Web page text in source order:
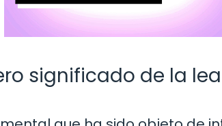
significado de la